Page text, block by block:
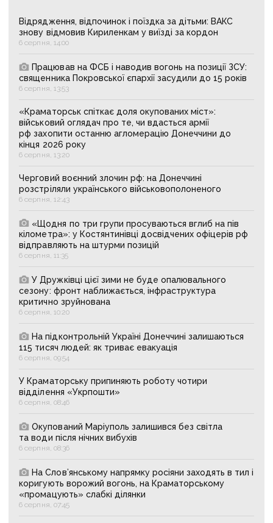
Відрядження, відпочинок і поїздка за дітьми: ВАКС
знову відмовив Кириленкам у виїзді за кордон
6 серпня, 14:00
Працював на ФСБ і наводив вогонь на позиції ЗСУ:
священника Покровської єпархії засудили до 15 років
6 серпня, 13:53
«Краматорськ спіткає доля окупованих міст»:
військовий оглядач про те, чи вдасться армії
рф захопити останню агломерацію Донеччини до
кінця 2026 року
6 серпня, 13:20
Черговий воєнний злочин рф: на Донеччині
розстріляли українського військовополоненого
6 серпня, 12:43
«Щодня по три групи просуваються вглиб на пів
кілометра»: у Костянтинівці досвідчених офіцерів рф
відправляють на штурми позицій
6 серпня, 11:35
У Дружківці цієї зими не буде опалювального
сезону: фронт наближається, інфраструктура
критично зруйнована
6 серпня, 10:20
На підконтрольній Україні Донеччині залишаються
115 тисяч людей: як триває евакуація
6 серпня, 09:54
У Краматорську припиняють роботу чотири
відділення «Укрпошти»
6 серпня, 08:46
Окупований Маріуполь залишився без світла
та води після нічних вибухів
6 серпня, 08:36
На Слов’янському напрямку росіяни заходять в тил і
коригують ворожий вогонь, на Краматорському
«промацують» слабкі ділянки
6 серпня, 07:45